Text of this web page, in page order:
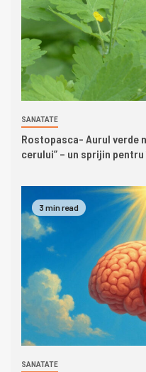
SANATATE
Rostopasca- Aurul verde
cerului” – un sprijin
3 min read
SANATATE